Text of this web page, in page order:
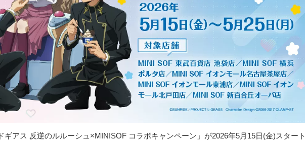
ギアス 反逆のルルーシュ×MINISOF コラボキャンペーン」が2026年5月15日(金)スタート